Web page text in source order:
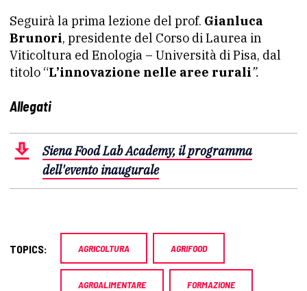
Seguirà la prima lezione del prof. Gianluca
Brunori, presidente del Corso di Laurea in
Viticoltura ed Enologia – Università di Pisa, dal
titolo “L’innovazione nelle aree rurali”.
Allegati
Siena Food Lab Academy, il programma
dell'evento inaugurale
TOPICS: AGRICOLTURA AGRIFOOD
AGROALIMENTARE FORMAZIONE